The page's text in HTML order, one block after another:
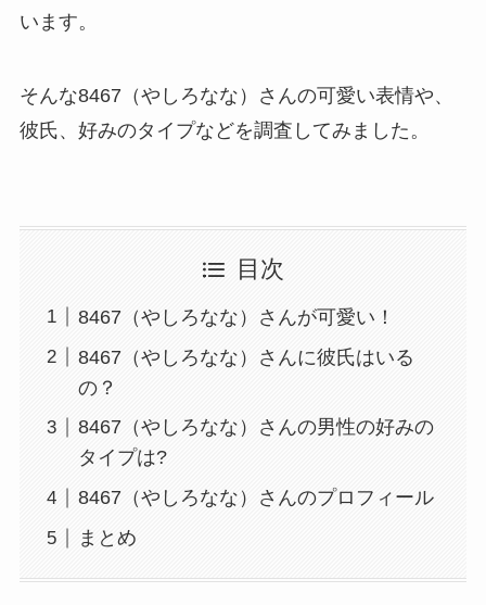
います。
そんな8467（やしろなな）さんの可愛い表情や、
彼氏、好みのタイプなどを調査してみました。
目次
8467（やしろなな）さんが可愛い！
8467（やしろなな）さんに彼氏はいる
の？
8467（やしろなな）さんの男性の好みの
タイプは?
8467（やしろなな）さんのプロフィール
まとめ